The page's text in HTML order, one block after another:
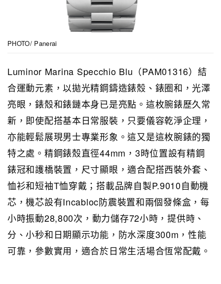
PHOTO/ Panerai
Luminor Marina Specchio Blu（PAM01316）結
合運動元素，以拋光精鋼鑄造錶殼、錶圈和，光澤
亮眼，錶殼和錶鏈本身已是亮點。這枚腕錶歷久常
新，即使配搭基本日常服裝，只要儀容乾淨企理，
亦能輕鬆展現男士專業形象。這又是這枚腕錶的獨
特之處。精鋼錶殼直徑44mm，3時位置設有精鋼
錶冠和護橋裝置，尺寸顯眼，適合配搭西裝外套、
恤衫和短袖T恤穿戴；搭載品牌自製P.9010自動機
芯，機芯設有Incabloc防震裝置和兩個發條盒，每
小時振動28,800次，動力儲存72小時，提供時、
分、小秒和日期顯示功能，防水深度300m，性能
可靠，參數實用，適合於日常生活場合恆常配戴。